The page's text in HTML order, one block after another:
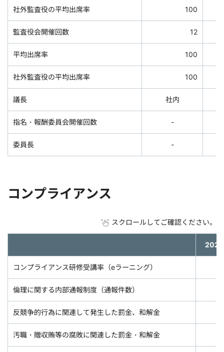
社外監査役の平均出席率 100
監査役会開催回数 12
平均出席率 100
社外監査役の平均出席率 100
議長 社内
指名・報酬委員会開催回数 -
委員長 -
コンプライアンス
スクロールしてご確認ください。
2022
コンプライアンス研修受講率（eラーニング）
倫理に関する内部通報制度（通報件数）
反競争的行為に関連して発生した罰金、和解金
汚職・贈収賄等の腐敗に関連した罰金・和解金